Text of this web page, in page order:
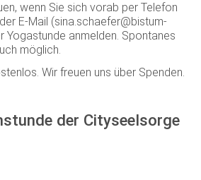
wenn Sie sich vorab per Telefon
E-Mail (sina.schaefer@bistum-
Yogastunde anmelden. Spontanes
möglich.
Wir freuen uns über Spenden.
der Cityseelsorge